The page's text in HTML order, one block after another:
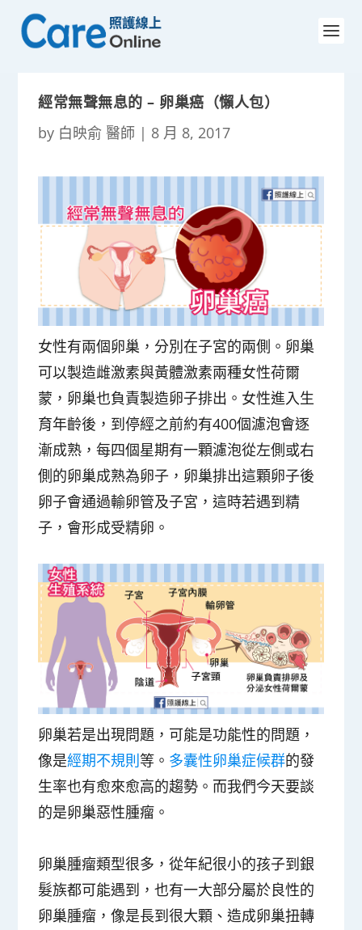
經常無聲無息的 – 卵巢癌（懶人包）
by 白映俞 醫師 | 8 月 8, 2017
女性有兩個卵巢，分別在子宮的兩側。卵巢
可以製造雌激素與黃體激素兩種女性荷爾
蒙，卵巢也負責製造卵子排出。女性進入生
育年齡後，到停經之前約有400個濾泡會逐
漸成熟，每四個星期有一顆濾泡從左側或右
側的卵巢成熟為卵子，卵巢排出這顆卵子後
卵子會通過輸卵管及子宮，這時若遇到精
子，會形成受精卵。
卵巢若是出現問題，可能是功能性的問題，
像是經期不規則等。 多囊性卵巢症候群的發
生率也有愈來愈高的趨勢。而我們今天要談
的是卵巢惡性腫瘤。
卵巢腫瘤類型很多，從年紀很小的孩子到銀
髮族都可能遇到，也有一大部分屬於良性的
卵巢腫瘤，像是長到很大顆、造成卵巢扭轉